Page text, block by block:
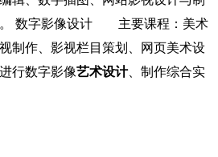
。 数字影像设计 主要课程：美术
制作、影视栏目策划、网页美术设
行数字影像艺术设计、制作综合实